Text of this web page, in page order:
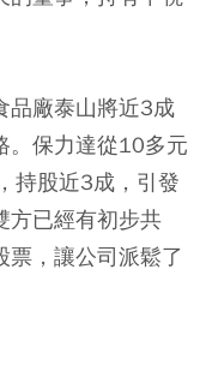
品廠泰山將近3成
。保力達從10多元
持股近3成，引發
方已經有初步共
票，讓公司派鬆了